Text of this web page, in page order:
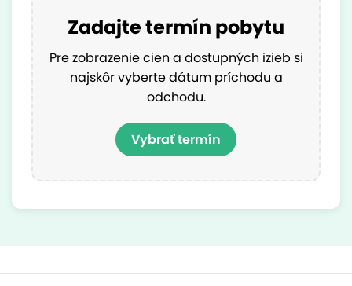
Zadajte termín pobytu
Pre zobrazenie cien a dostupných izieb si
najskôr vyberte dátum príchodu a
odchodu.
Vybrať termín